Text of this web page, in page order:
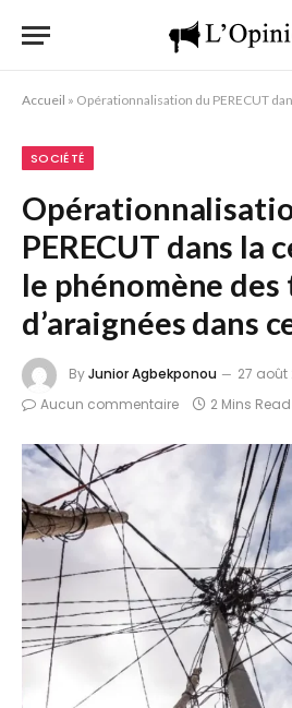
Accueil » Opérationnalisation du PERECUT dans la centrale: Fini le
SOCIÉTÉ
PERECUT dans la
le phénomène
d’araignées dans
ByJunior Agbekponou
27 août
Aucun commentaire
2 Mins Read